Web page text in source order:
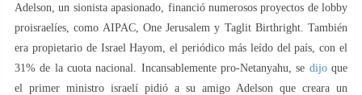
Adelson, un sionista apasionado, financió numerosos proyectos de lobby
proisraelíes, como AIPAC, One Jerusalem y Taglit Birthright. También
era propietario de Israel Hayom, el periódico más leído del país, con el
31% de la cuota nacional. Incansablemente pro-Netanyahu, se dijoque
el primer ministro israelí pidió a su amigo Adelson que creara un